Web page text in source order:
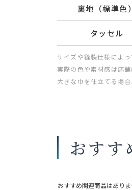
裏地（標準色）
タッセル
サイズや縫製仕様によっ
実際の色や素材感は店舗
大きな巾を仕立てる場
おすす
おすすめ関連商品はありま